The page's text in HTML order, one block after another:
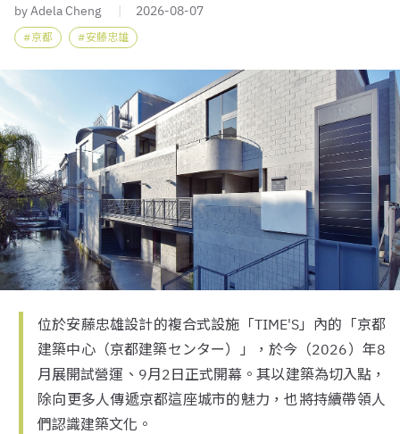
by Adela Cheng 2026-08-07
京都 安藤忠雄
位於安藤忠雄設計的複合式設施「TIME'S」內的「京都
建築中心（京都建築センター）」，於今（2026）年8
月展開試營運、9月2日正式開幕。其以建築為切入點，
除向更多人傳遞京都這座城市的魅力，也將持續帶領人
們認識建築文化。